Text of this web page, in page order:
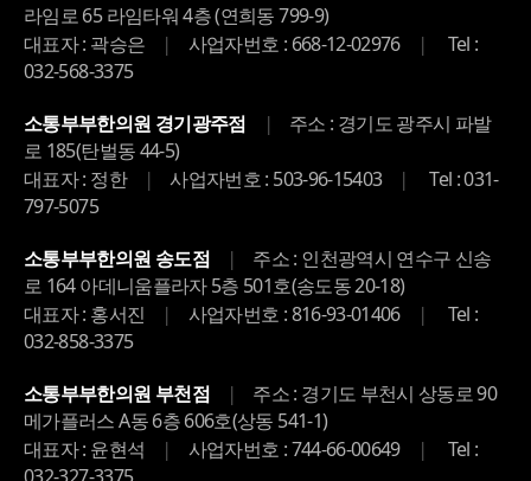
라임로 65 라임타워 4층 (연희동 799-9)
대표자 : 곽승은
| 사업자번호 : 668-12-02976 |
Tel :
032-568-3375
소통부부한의원 경기광주점
|
주소 : 경기도 광주시 파발
로 185(탄벌동 44-5)
대표자 : 정한
| 사업자번호 : 503-96-15403 |
Tel : 031-
797-5075
소통부부한의원 송도점
|
주소 : 인천광역시 연수구 신송
로 164 아데니움플라자 5층 501호(송도동 20-18)
대표자 : 홍서진
| 사업자번호 : 816-93-01406 |
Tel :
032-858-3375
소통부부한의원 부천점
|
주소 : 경기도 부천시 상동로 90
메가플러스 A동 6층 606호(상동 541-1)
대표자 : 윤현석
| 사업자번호 : 744-66-00649 |
Tel :